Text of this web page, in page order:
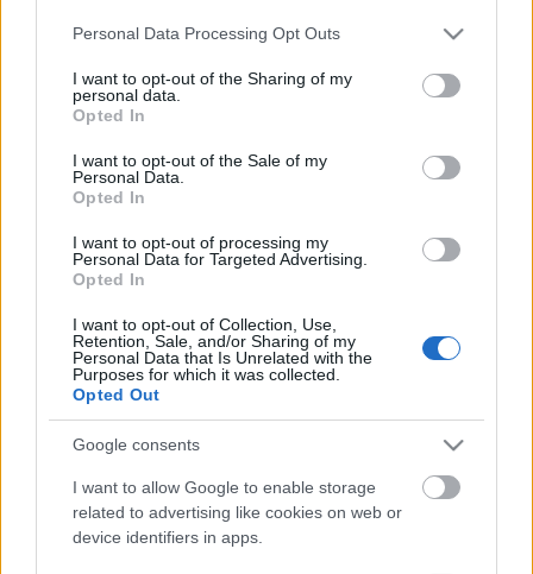
Please note that this website/app uses one or more Google
not limited to your visit or usage behaviour. You may click to
grant or deny consent to Google and its third-party tags to
use your data for below specified purposes in below Google
consent section.
Personal Data Processing Opt Outs
I want to opt-out of the Sharing of my
personal data.
Opted In
I want to opt-out of the Sale of my
Personal Data.
Opted In
I want to opt-out of processing my
Personal Data for Targeted Advertising.
Opted In
I want to opt-out of Collection, Use,
Retention, Sale, and/or Sharing of my
Personal Data that Is Unrelated with the
Purposes for which it was collected.
Opted Out
Google consents
I want to allow Google to enable storage
related to advertising like cookies on web or
device identifiers in apps.
forrás: vorosmartyszinhaz.hu
Június 2-ánlesz a
bársonyszékes bemutatója,
3-án
bérletszünetes előadást tartanak
Ray Conney
darabjából. „A
humorral, mely reményeink szerint sok örömet fog
okozni mind a nézőknek, mind a benne szereplő
Nos, erről hamarosan önök is meggyőződhetnek: a
június 3-aielőadásra ugyanis már kaphatók jegyek!
Addig is ízelítőnek egy fénykép a próbáról:
Csizmadia Gergely
társaságában,Egyed Attila
(Dr. David Mortimore)
mellett látható.